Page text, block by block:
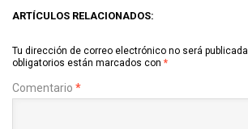
ARTÍCULOS RELACIONADOS:
Tu dirección de correo electrónico no será publicada.
obligatorios están marcados con *
Comentario *